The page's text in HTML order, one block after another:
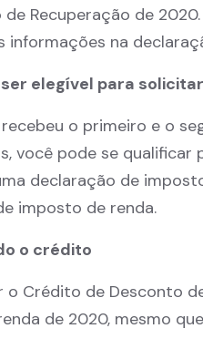
Recuperação de
informações na
elegível para
o primeiro e o
você pode se
declaração de
imposto de renda.
o crédito
o Crédito de Desconto
de 2020, mesmo